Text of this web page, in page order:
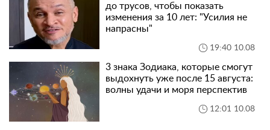
до трусов, чтобы показать
изменения за 10 лет: "Усилия не
напрасны"
19:40 10.08
3 знака Зодиака, которые смогут
выдохнуть уже после 15 августа:
волны удачи и моря перспектив
12:01 10.08